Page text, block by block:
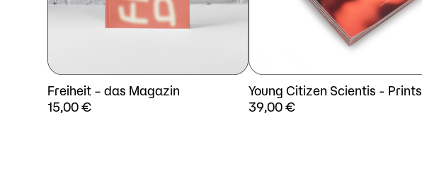
Freiheit – das Magazin
15,00€
Young Citizen Scientis - Prints
39,00€